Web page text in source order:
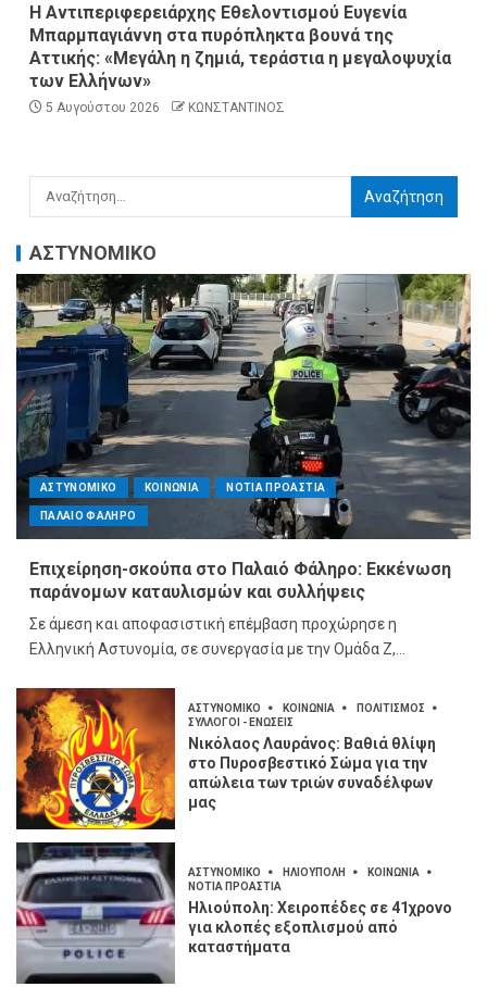
Η Αντιπεριφερειάρχης Εθελοντισμού Ευγενία
Μπαρμπαγιάννη στα πυρόπληκτα βουνά της
Αττικής: «Μεγάλη η ζημιά, τεράστια η μεγαλοψυχία
των Ελλήνων»
5 Αυγούστου 2026 ΚΩΝΣΤΑΝΤΙΝΟΣ
ΑΣΤΥΝΟΜΙΚΟ
ΑΣΤΥΝΟΜΙΚΟ ΚΟΙΝΩΝΙΑ ΝΟΤΙΑ ΠΡΟΑΣΤΙΑ
ΠΑΛΑΙΟ ΦΑΛΗΡΟ
Επιχείρηση-σκούπα στο Παλαιό Φάληρο: Εκκένωση
παράνομων καταυλισμών και συλλήψεις
Σε άμεση και αποφασιστική επέμβαση προχώρησε η
Ελληνική Αστυνομία, σε συνεργασία με την Ομάδα Ζ,...
ΑΣΤΥΝΟΜΙΚΟ ΚΟΙΝΩΝΙΑ
ΠΟΛΙΤΙΣΜΟΣ
ΣΥΛΛΟΓΟΙ - ΕΝΩΣΕΙΣ
Νικόλαος Λαυράνος: Βαθιά θλίψη
στο Πυροσβεστικό Σώμα για την
απώλεια των τριών συναδέλφων
μας
ΑΣΤΥΝΟΜΙΚΟ ΗΛΙΟΥΠΟΛΗ
ΚΟΙΝΩΝΙΑ
ΝΟΤΙΑ ΠΡΟΑΣΤΙΑ
Ηλιούπολη: Χειροπέδες σε 41χρονο
για κλοπές εξοπλισμού από
καταστήματα